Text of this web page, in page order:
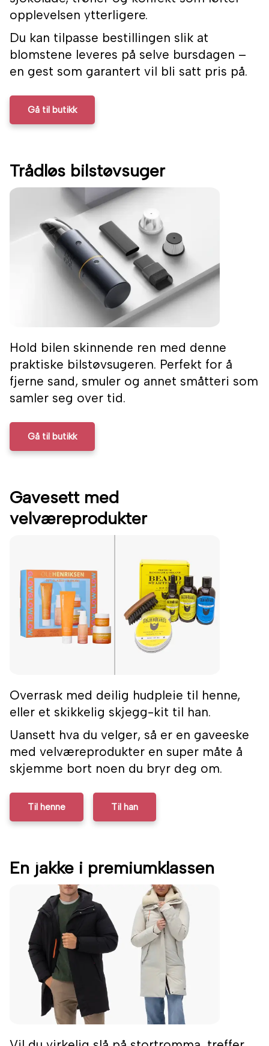
opplevelsen ytterligere.
Du kan tilpasse bestillingen slik at
blomstene leveres på selve bursdagen –
en gest som garantert vil bli satt pris på.
Gå til butikk
Trådløs bilstøvsuger
Hold bilen skinnende ren med denne
praktiske bilstøvsugeren. Perfekt for å
fjerne sand, smuler og annet småtteri som
samler seg over tid.
Gå til butikk
Gavesett med
velværeprodukter
Overrask med deilig hudpleie til henne,
eller et skikkelig skjegg-kit til han.
Uansett hva du velger, så er en gaveeske
med velværeprodukter en super måte å
skjemme bort noen du bryr deg om.
Til henne Til han
En jakke i premiumklassen